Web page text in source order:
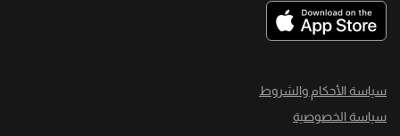
سياسة الأحكام والشروط
سياسة الخصوصية